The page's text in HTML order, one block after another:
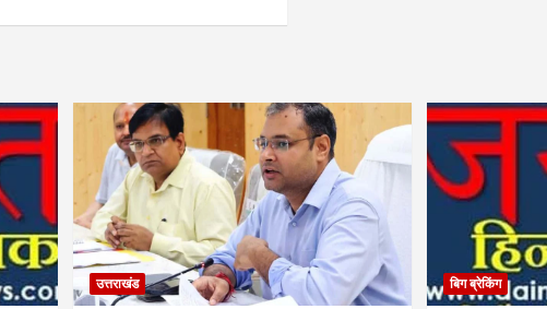
उत्तराखंड बिग ब्रेकिंग